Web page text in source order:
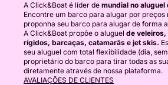
A Click&Boat é líder de mundial no aluguel
Encontre um barco para alugar por preços
proponha seu barco para alugar de forma
A Click&Boat propõe o aluguel de veleiros,
rígidos, barcaças, catamarãs e jet skis.
seu aluguel com total flexibilidade (dia,
proprietário do barco para tirar todas as
diretamente através de nossa plataforma.
AVALIAÇÕES DE CLIENTES